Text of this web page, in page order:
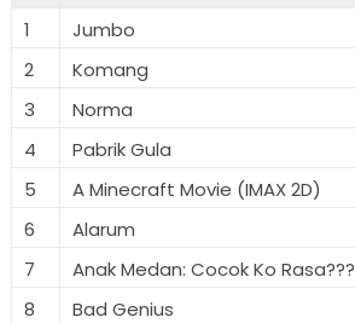
1
Jumbo
2
Komang
3
Norma
4
Pabrik Gula
5
A Minecraft Movie (IMAX 2D)
6
Alarum
7
Anak Medan: Cocok Ko Rasa???
8
Bad Genius